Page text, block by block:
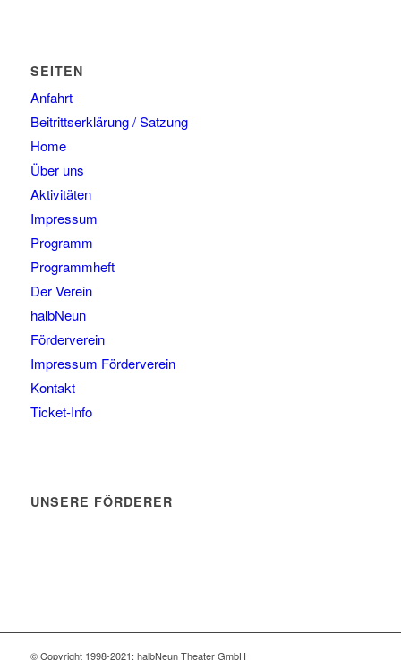
SEITEN
Anfahrt
Beitrittserklärung / Satzung
Home
Über uns
Aktivitäten
Impressum
Programm
Programmheft
Der Verein
halbNeun
Förderverein
Impressum Förderverein
Kontakt
Ticket-Info
UNSERE FÖRDERER
© Copyright 1998-2021: halbNeun Theater GmbH